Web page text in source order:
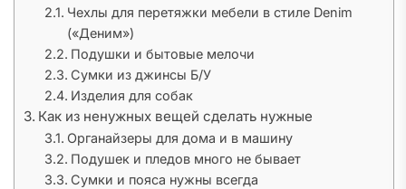
Чехлы для перетяжки мебели в стиле Denim
(«Деним»)
Подушки и бытовые мелочи
Сумки из джинсы Б/У
Изделия для собак
Как из ненужных вещей сделать нужные
Органайзеры для дома и в машину
Подушек и пледов много не бывает
Сумки и пояса нужны всегда